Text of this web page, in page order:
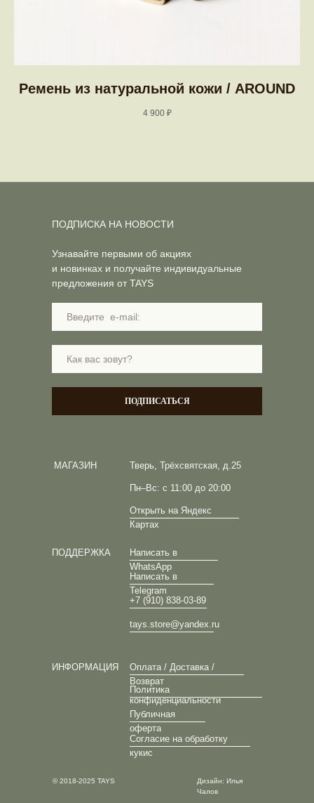
Ремень из натуральной кожи / AROUND
4 900 ₽
Тверь, Трёхсвятская, д.25
Пн–Вс: с 11:00 до 20:00
Открыть на Яндекс
Картах
МАГАЗИН
ПОДДЕРЖКА
Написать в
WhatsApp
Написать в
Telegram
+7 (910) 838-03-89
tays.store@yandex.ru
ИНФОРМАЦИЯ
Оплата / Доставка /
Возврат
Политика
конфиденциальности
Публичная
оферта
Согласие на обработку
кукис
Узнавайте первыми об акциях
и новинках и получайте индивидуальные
предложения от TAYS
ПОДПИСАТЬСЯ
ПОДПИСКА НА НОВОСТИ
© 2018-2025 TAYS
Дизайн: Илья
Чалов